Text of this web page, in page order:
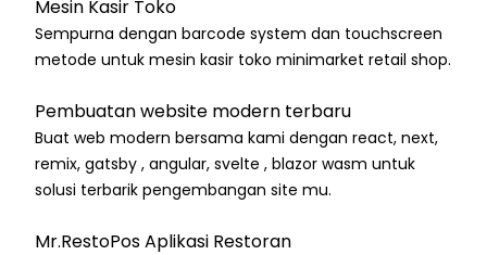
Mesin Kasir Toko
Sempurna dengan barcode system dan touchscreen
metode untuk mesin kasir toko minimarket retail shop.
Pembuatan website modern terbaru
Buat web modern bersama kami dengan react, next,
remix, gatsby , angular, svelte , blazor wasm untuk
solusi terbarik pengembangan site mu.
Mr.RestoPos Aplikasi Restoran